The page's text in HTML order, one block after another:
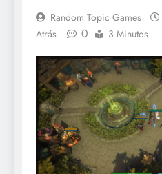
Random Topic Games
Atrás
0 3 Minutos